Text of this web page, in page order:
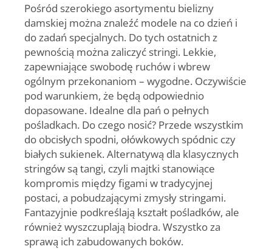
Pośród szerokiego asortymentu bielizny
damskiej można znaleźć modele na co dzień i
do zadań specjalnych. Do tych ostatnich z
pewnością można zaliczyć stringi. Lekkie,
zapewniające swobodę ruchów i wbrew
ogólnym przekonaniom – wygodne. Oczywiście
pod warunkiem, że będą odpowiednio
dopasowane. Idealne dla pań o pełnych
pośladkach. Do czego nosić? Przede wszystkim
do obcisłych spodni, ołówkowych spódnic czy
białych sukienek. Alternatywą dla klasycznych
stringów są tangi, czyli majtki stanowiące
kompromis między figami w tradycyjnej
postaci, a pobudzającymi zmysły stringami.
Fantazyjnie podkreślają kształt pośladków, ale
również wyszczuplają biodra. Wszystko za
sprawą ich zabudowanych boków.